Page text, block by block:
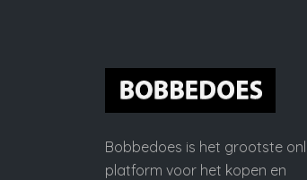
Bobbedoes is het grootste
platform voor het kopen en